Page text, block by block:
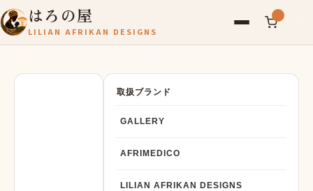
はろの屋
LILIAN AFRIKAN DESIGNS
取扱ブランド
GALLERY
AFRIMEDICO
LILIAN AFRIKAN DESIGNS